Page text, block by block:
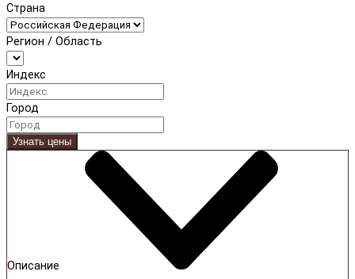
Страна
Регион / Область
Индекс
Город
Узнать цены
Описание